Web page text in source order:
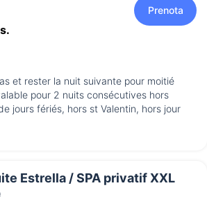
Prenota
et rester la nuit suivante pour moitié
pour 2 nuits consécutives hors
jours fériés, hors st Valentin, hors jour
Estrella / SPA privatif XXL